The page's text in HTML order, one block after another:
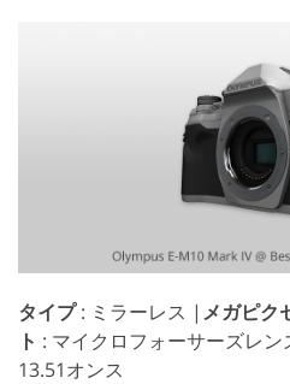
タイプ: ミラーレス | メガピク
ト : マイクロフォーサーズレン
13.51オンス